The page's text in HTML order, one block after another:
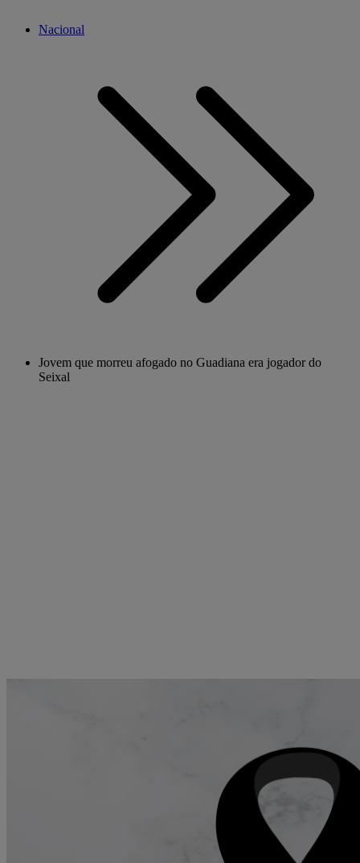
Nacional
Jovem que morreu afogado no Guadiana era jogador do
Seixal